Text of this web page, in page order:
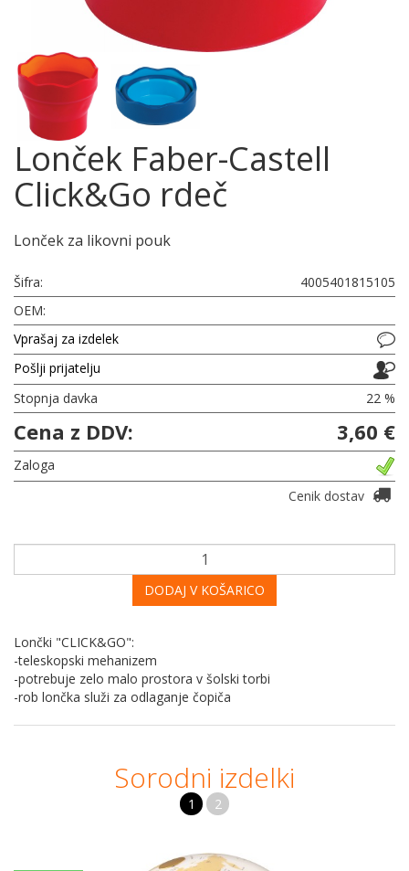
Lonček Faber-Castell
Click&Go rdeč
Lonček za likovni pouk
Šifra:
4005401815105
OEM:
Vprašaj za izdelek
Pošlji prijatelju
Stopnja davka
22 %
Cena z DDV: 3,60 €
Zaloga
Cenik dostav
DODAJ V KOŠARICO
Lončki "CLICK&GO":
-teleskopski mehanizem
-potrebuje zelo malo prostora v šolski torbi
-rob lončka služi za odlaganje čopiča
Sorodni izdelki
1 2